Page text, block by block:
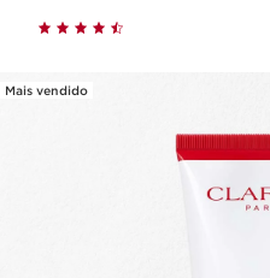
Mais vendido